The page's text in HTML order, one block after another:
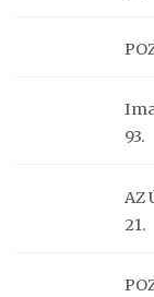
93.
AZ
21.